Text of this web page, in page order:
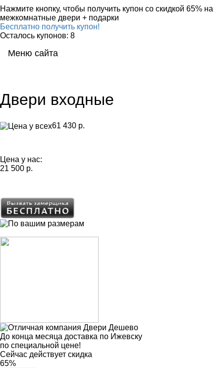
Нажмите кнопку, чтобы получить купон со скидкой 65% на
межкомнатные двери + подарки
Бесплатно получить купон!
Осталось купонов: 8
Меню сайта
Двери входные
61 430 р.
Цена у нас:
21 500 р.
До конца месяца доставка по Ижевску
по специальной цене!
Сейчас действует скидка
65%